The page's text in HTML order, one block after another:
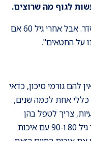
.
"נכון. הגוף סופג ואנחנו עדיין מרגישים בסדר. אבל אחרי גיל 60 אם
על החטאים".
את גיל 60, גם אם אין להם גורמי סיכון, כדאי
כללי אחת לכמה שנים,
צריך לטפל בהן
ולהיות יותר במעקב. היום אנשים חיים עד גיל 80 ו-90 עם איכות